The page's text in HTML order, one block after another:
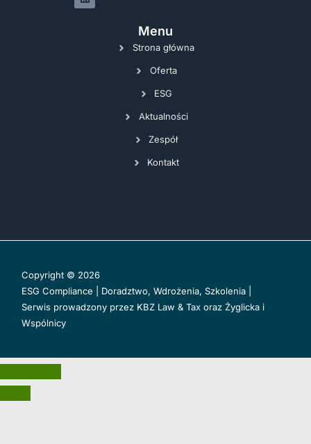
Menu
Strona główna
Oferta
ESG
Aktualności
Zespół
Kontakt
Copyright © 2026
ESG Compliance | Doradztwo, Wdrożenia, Szkolenia |
Serwis prowadzony przez KBZ Law & Tax oraz Żyglicka i
Wspólnicy